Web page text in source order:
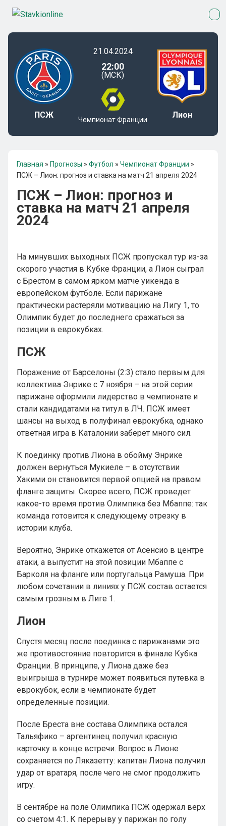
ПСЖ
21.04.2024
22:00
(МСК)
Чемпионат Франции Лион
Главная » Прогнозы » Футбол » Чемпионат Франции »
ПСЖ – Лион: прогноз и ставка на матч 21 апреля 2024
ПСЖ – Лион: прогноз и
ставка на матч 21 апреля
2024
На минувших выходных ПСЖ пропускал тур из-за
скорого участия в Кубке Франции, а Лион сыграл
с Брестом в самом ярком матче уикенда в
европейском футболе. Если парижане
практически растеряли мотивацию на Лигу 1, то
Олимпик будет до последнего сражаться за
позиции в еврокубках.
ПСЖ
Поражение от Барселоны (2:3) стало первым для
коллектива Энрике с 7 ноября – на этой серии
парижане оформили лидерство в чемпионате и
стали кандидатами на титул в ЛЧ. ПСЖ имеет
шансы на выход в полуфинал еврокубка, однако
ответная игра в Каталонии заберет много сил.
К поединку против Лиона в обойму Энрике
должен вернуться Мукиеле – в отсутствии
Хакими он становится первой опцией на правом
фланге защиты. Скорее всего, ПСЖ проведет
какое-то время против Олимпика без Мбаппе: так
команда готовится к следующему отрезку в
истории клуба.
Вероятно, Энрике откажется от Асенсио в центре
атаки, а выпустит на этой позиции Мбаппе с
Барколя на фланге или португальца Рамуша. При
любом сочетании в линиях у ПСЖ состав остается
самым грозным в Лиге 1.
Лион
Спустя месяц после поединка с парижанами это
же противостояние повторится в финале Кубка
Франции. В принципе, у Лиона даже без
выигрыша в турнире может появиться путевка в
еврокубок, если в чемпионате будет
определенные позиции.
После Бреста вне состава Олимпика остался
Тальяфико – аргентинец получил красную
карточку в конце встречи. Вопрос в Лионе
сохраняется по Ляказетту: капитан Лиона получил
удар от вратаря, после чего не смог продолжить
игру.
В сентябре на поле Олимпика ПСЖ одержал верх
со счетом 4:1. К перерыву у парижан по голу